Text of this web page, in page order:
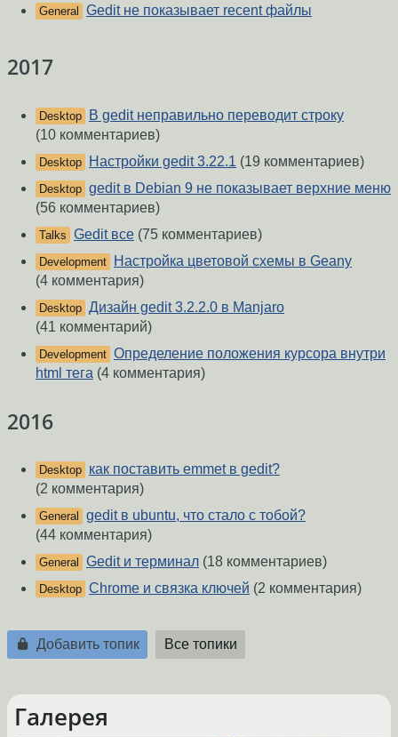
General Gedit не показывает recent файлы
2017
Desktop
В gedit неправильно переводит строку
(10 комментариев)
Desktop Настройки gedit 3.22.1 (19 комментариев)
Desktop gedit в Debian 9 не показывает верхние меню
(56 комментариев)
Talks Gedit все (75 комментариев)
Development
Настройка цветовой схемы в Geany
(4 комментария)
Desktop Дизайн gedit 3.2.2.0 в Manjaro
(41 комментарий)
Development Определение положения курсора внутри
html тега (4 комментария)
2016
Desktop как поставить emmet в gedit?
(2 комментария)
General
gedit в ubuntu, что стало с тобой?
(44 комментария)
General Gedit и терминал (18 комментариев)
Desktop Chrome и связка ключей (2 комментария)
Добавить топик Все топики
Галерея